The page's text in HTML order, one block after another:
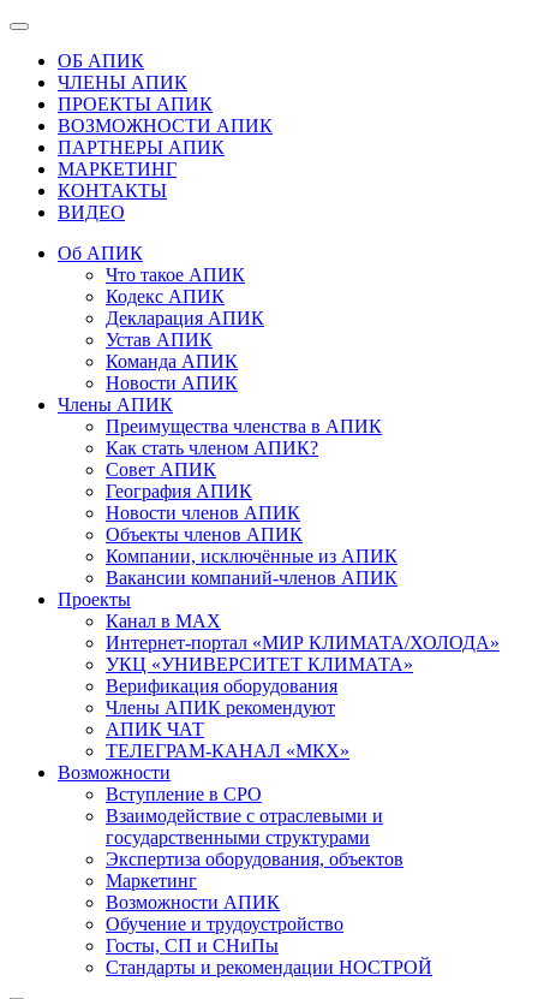
ОБ АПИК
ЧЛЕНЫ АПИК
ПРОЕКТЫ АПИК
ВОЗМОЖНОСТИ АПИК
ПАРТНЕРЫ АПИК
МАРКЕТИНГ
КОНТАКТЫ
ВИДЕО
Об АПИК
Что такое АПИК
Кодекс АПИК
Декларация АПИК
Устав АПИК
Команда АПИК
Новости АПИК
Члены АПИК
Преимущества членства в АПИК
Как стать членом АПИК?
Совет АПИК
География АПИК
Новости членов АПИК
Объекты членов АПИК
Компании, исключённые из АПИК
Вакансии компаний-членов АПИК
Проекты
Канал в MAX
Интернет-портал «МИР КЛИМАТА/ХОЛОДА»
УКЦ «УНИВЕРСИТЕТ КЛИМАТА»
Верификация оборудования
Члены АПИК рекомендуют
АПИК ЧАТ
ТЕЛЕГРАМ-КАНАЛ «МКХ»
Возможности
Вступление в СРО
Взаимодействие с отраслевыми и
государственными структурами
Экспертиза оборудования, объектов
Маркетинг
Возможности АПИК
Обучение и трудоустройство
Госты, СП и СНиПы
Стандарты и рекомендации НОСТРОЙ